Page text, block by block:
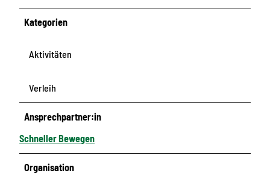
e
d
Kategorien
Aktivitäten
Verleih
Ansprechpartner:in
Schneller Bewegen
Organisation